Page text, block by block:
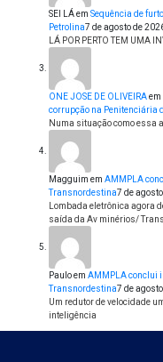
SEI LÁem Sequência de
Petrolina7 de agosto de
LÁ POR PERTO TEM UMA
ONE JOSE DE OLIVEIRAem
corrupção na Penitenciária
Numa situação como essa
Magguim em AMMPLA
Transnordestina7 de
Lombada eletrônica agora
saída da Av minérios/
Pauloem AMMPLA conclui
Transnordestina7 de
Um redutor de velocidade
inteligência